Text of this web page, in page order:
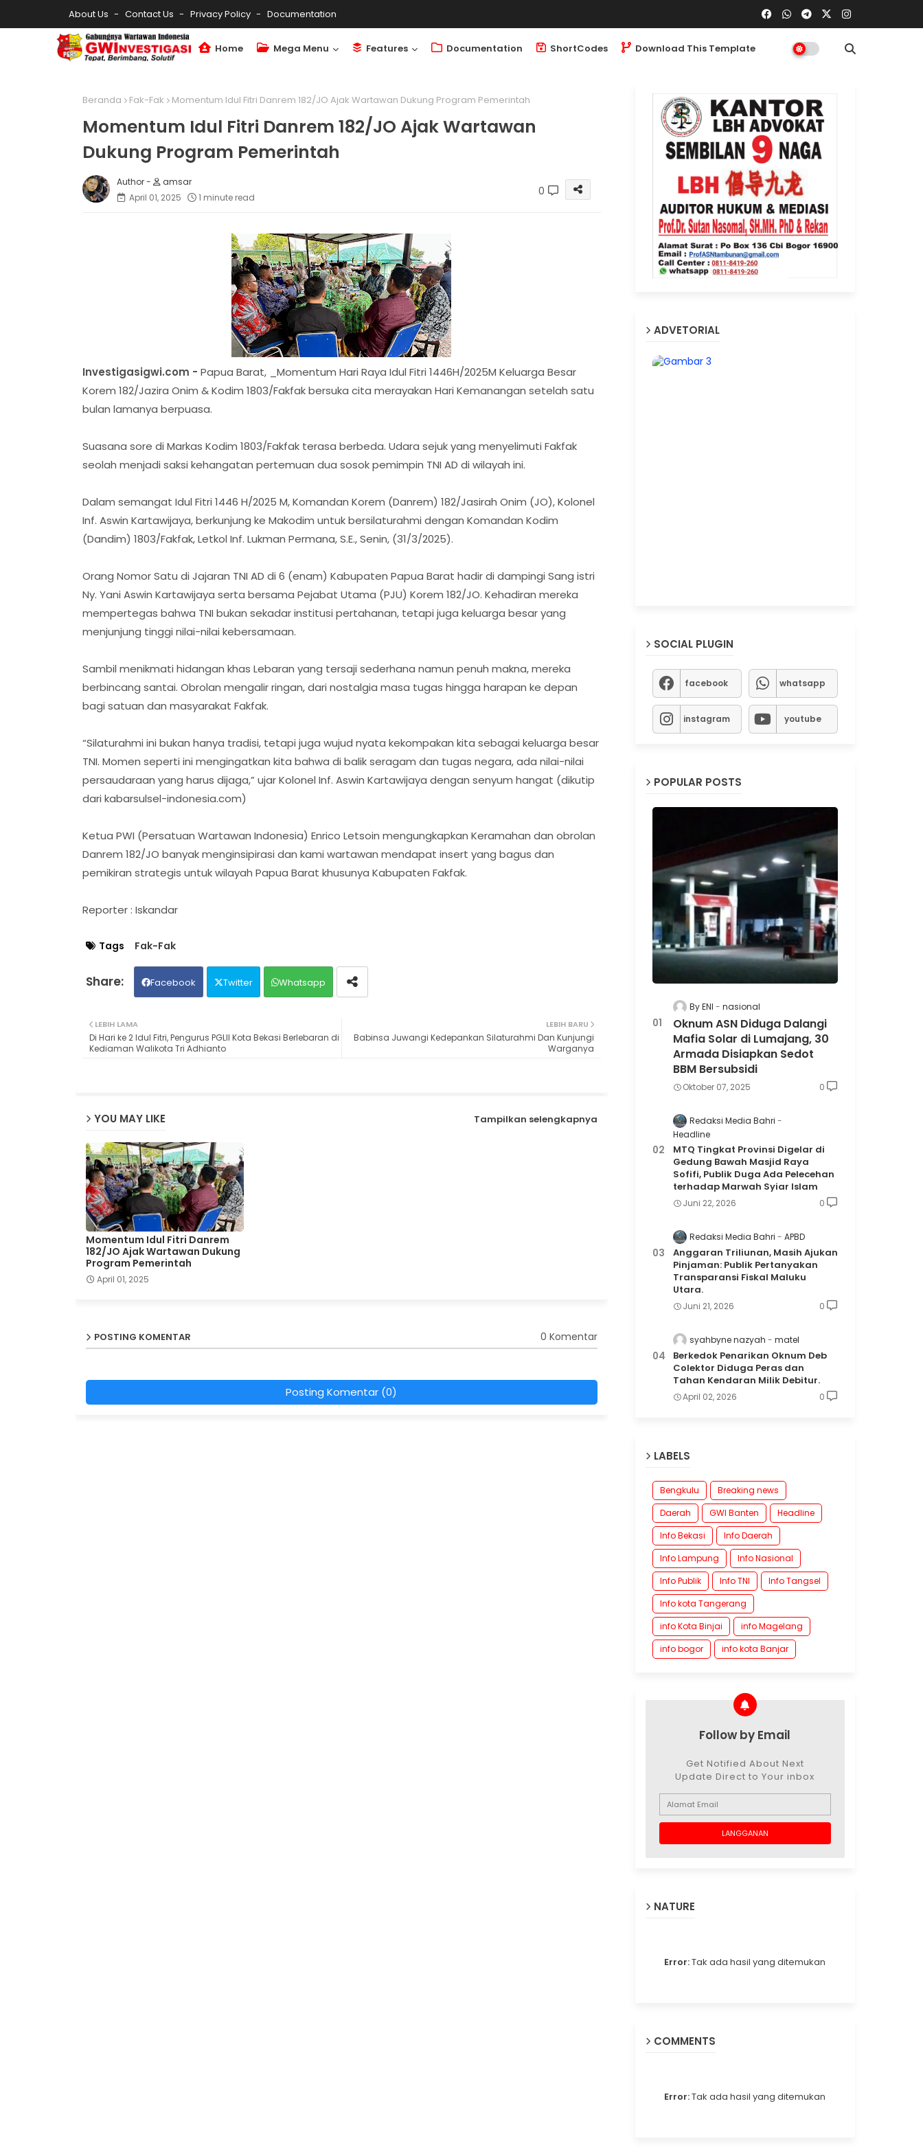
About Us Contact Us Privacy Policy Documentation
Home Mega Menu Features Documentation ShortCodes Download This Template
Beranda Fak-Fak Momentum Idul Fitri Danrem 182/JO Ajak Wartawan Dukung Program Pemerintah
Momentum Idul Fitri Danrem 182/JO Ajak Wartawan
Dukung Program Pemerintah
amsar
April 01, 2025
1 minute read 0
Investigasigwi.com - Papua Barat, _Momentum Hari Raya Idul Fitri 1446H/2025M Keluarga Besar
Korem 182/Jazira Onim & Kodim 1803/Fakfak bersuka cita merayakan Hari Kemanangan setelah satu
bulan lamanya berpuasa.
Suasana sore di Markas Kodim 1803/Fakfak terasa berbeda. Udara sejuk yang menyelimuti Fakfak
seolah menjadi saksi kehangatan pertemuan dua sosok pemimpin TNI AD di wilayah ini.
Dalam semangat Idul Fitri 1446 H/2025 M, Komandan Korem (Danrem) 182/Jasirah Onim (JO), Kolonel
Inf. Aswin Kartawijaya, berkunjung ke Makodim untuk bersilaturahmi dengan Komandan Kodim
(Dandim) 1803/Fakfak, Letkol Inf. Lukman Permana, S.E., Senin, (31/3/2025).
Orang Nomor Satu di Jajaran TNI AD di 6 (enam) Kabupaten Papua Barat hadir di dampingi Sang istri
Ny. Yani Aswin Kartawijaya serta bersama Pejabat Utama (PJU) Korem 182/JO. Kehadiran mereka
mempertegas bahwa TNI bukan sekadar institusi pertahanan, tetapi juga keluarga besar yang
menjunjung tinggi nilai-nilai kebersamaan.
Sambil menikmati hidangan khas Lebaran yang tersaji sederhana namun penuh makna, mereka
berbincang santai. Obrolan mengalir ringan, dari nostalgia masa tugas hingga harapan ke depan
bagi satuan dan masyarakat Fakfak.
“Silaturahmi ini bukan hanya tradisi, tetapi juga wujud nyata kekompakan kita sebagai keluarga besar
TNI. Momen seperti ini mengingatkan kita bahwa di balik seragam dan tugas negara, ada nilai-nilai
persaudaraan yang harus dijaga,” ujar Kolonel Inf. Aswin Kartawijaya dengan senyum hangat (dikutip
dari kabarsulsel-indonesia.com)
Ketua PWI (Persatuan Wartawan Indonesia) Enrico Letsoin mengungkapkan Keramahan dan obrolan
Danrem 182/JO banyak menginsipirasi dan kami wartawan mendapat insert yang bagus dan
pemikiran strategis untuk wilayah Papua Barat khusunya Kabupaten Fakfak.
Reporter : Iskandar
Tags Fak-Fak
Facebook Twitter Whatsapp
LEBIH BARU
Babinsa Juwangi Kedepankan Silaturahmi Dan Kunjungi
Warganya
LEBIH LAMA
Di Hari ke 2 Idul Fitri, Pengurus PGLII Kota Bekasi Berlebaran di
Kediaman Walikota Tri Adhianto
YOU MAY LIKE Tampilkan selengkapnya
Momentum Idul Fitri Danrem
182/JO Ajak Wartawan Dukung
Program Pemerintah
April 01, 2025
POSTING KOMENTAR 0 Komentar
Posting Komentar (0)
ADVETORIAL
SOCIAL PLUGIN
facebook whatsapp
instagram youtube
POPULAR POSTS
By ENI nasional
Oknum ASN Diduga Dalangi
Mafia Solar di Lumajang, 30
Armada Disiapkan Sedot
BBM Bersubsidi
Oktober 07, 2025 0
Redaksi Media Bahri
Headline
MTQ Tingkat Provinsi Digelar di
Gedung Bawah Masjid Raya
Sofifi, Publik Duga Ada Pelecehan
terhadap Marwah Syiar Islam
Juni 22, 2026 0
Redaksi Media Bahri APBD
Anggaran Triliunan, Masih Ajukan
Pinjaman: Publik Pertanyakan
Transparansi Fiskal Maluku
Utara.
Juni 21, 2026 0
syahbyne nazyah matel
Berkedok Penarikan Oknum Deb
Colektor Diduga Peras dan
Tahan Kendaran Milik Debitur.
April 02, 2026 0
LABELS
Bengkulu
Breaking news
Daerah
GWI Banten
Headline
Info Bekasi
Info Daerah
Info Lampung
Info Nasional
Info Publik
Info TNI
Info Tangsel
Info kota Tangerang
info Kota Binjai
info Magelang
info bogor
info kota Banjar
Follow by Email
Get Notified About Next
Update Direct to Your inbox
NATURE
Error:Tak ada hasil yang ditemukan
COMMENTS
Error:Tak ada hasil yang ditemukan